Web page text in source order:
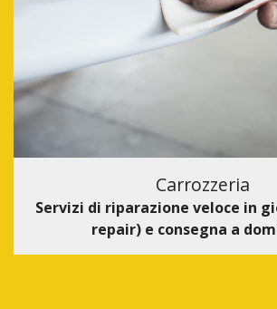
Carrozzeria
Servizi di riparazione veloce in
repair) e consegna a